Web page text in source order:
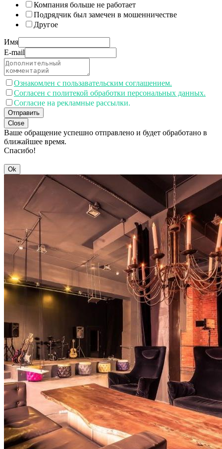
Компания больше не работает
Подрядчик был замечен в мошенничестве
Другое
Имя
E-mail
Ознакомлен с пользавательским соглашением.
Согласен с политекой обработки персональных данных.
Согласие на рекламные рассылки.
Отправить
Close
Ваше обращение успешно отправлено и будет обработано в
ближайшее время.
Спасибо!
Ok